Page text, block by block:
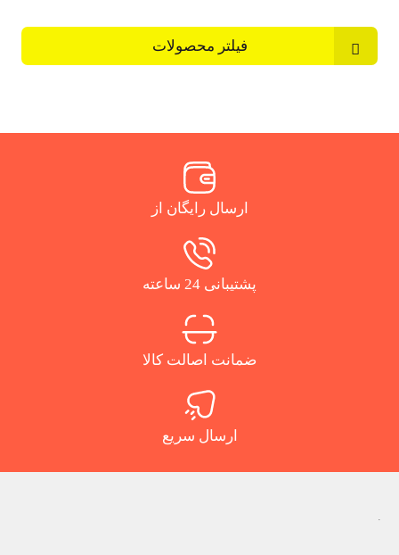
فیلتر محصولات
ارسال رایگان از
پشتیبانی 24 ساعته
ضمانت اصالت کالا
ارسال سریع
.